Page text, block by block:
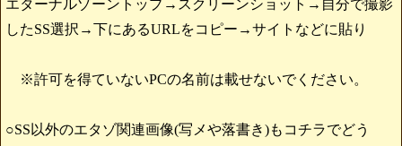
エターナルゾーントップ→スクリーンショット→自分で撮影
したSS選択→下にあるURLをコピー→サイトなどに貼り
※許可を得ていないPCの名前は載せないでください。
○SS以外のエタゾ関連画像(写メや落書き)もコチラでどう